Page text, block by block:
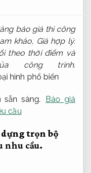
báo giá thi công
khảo, Giá hợp lý.
theo thời điểm và
công trình.
sẵn sàng.
Báo giá
cầu
trọn bộ
nhu cầu.